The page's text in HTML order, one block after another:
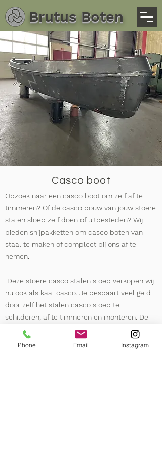
Brutus Boten
Casco boot
Opzoek naar een casco boot om zelf af te
timmeren? Of de casco bouw van jouw stoere
stalen sloep zelf doen of uitbesteden? Wij
bieden snijpakketten om casco boten van
staal te maken of compleet bij ons af te
nemen.
Deze stoere casco stalen sloep verkopen wij
nu ook als kaal casco. Je bespaart veel geld
door zelf het stalen casco sloep te
schilderen, af te timmeren en monteren. De
vele manuren die een andere voor je zou
doen doe je nu zelf in je eigen werkplaats. Een
Phone Email Instagram